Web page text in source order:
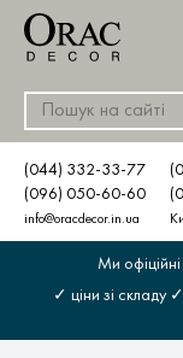
(044) 332-33-77
(096) 050-60-60
info@oracdecor.in.ua
Ми
✓ ціни зі складу